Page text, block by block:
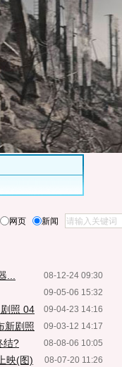
网页 新闻
08-12-24 09:30
...
09-05-06 15:32
09-04-23 14:16
照 04
09-03-12 14:17
新剧照
08-08-06 10:05
结?
08-07-20 11:26
映(图)